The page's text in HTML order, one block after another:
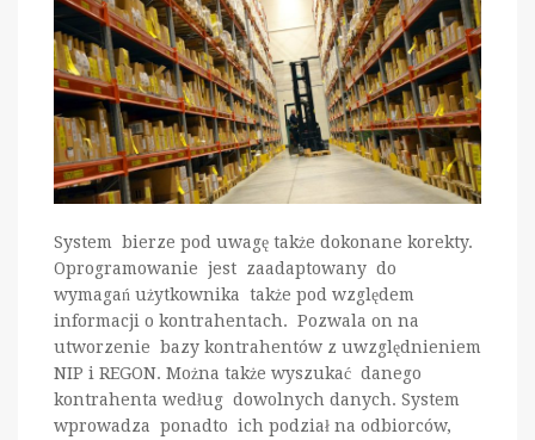
System bierze pod uwagę także dokonane korekty.
Oprogramowanie jest zaadaptowany do
wymagań użytkownika także pod względem
informacji o kontrahentach. Pozwala on na
utworzenie bazy kontrahentów z uwzględnieniem
NIP i REGON. Można także wyszukać danego
kontrahenta według dowolnych danych. System
wprowadza ponadto ich podział na odbiorców,